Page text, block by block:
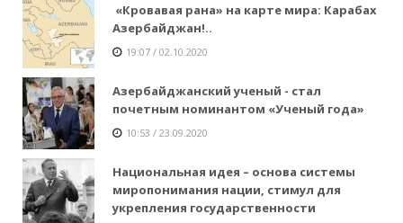
«Кровавая рана» на карте мира: Карабах
Азербайджан!..
19:07 / 02.10.2020
Азербайджанский ученый - стал
почетным номинантом «Ученый года»
10:53 / 23.09.2020
Национальная идея – основа системы
миропонимания нации, стимул для
укрепления государственности